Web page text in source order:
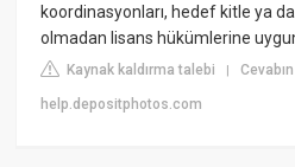
koordinasyonları, hedef kitle ya
olmadan lisans hükümlerine
Kaynak kaldırma talebi |
help.depositphotos.com